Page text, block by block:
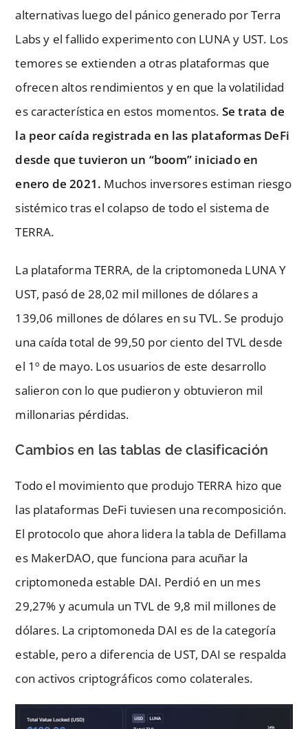
alternativas luego del pánico generado por Terra
Labs y el fallido experimento con LUNA y UST. Los
temores se extienden a otras plataformas que
ofrecen altos rendimientos y en que la volatilidad
es característica en estos momentos. Se trata de
la peor caída registrada en las plataformas DeFi
desde que tuvieron un “boom” iniciado en
enero de 2021. Muchos inversores estiman riesgo
sistémico tras el colapso de todo el sistema de
TERRA.
La plataforma TERRA, de la criptomoneda LUNA Y
UST, pasó de 28,02 mil millones de dólares a
139,06 millones de dólares en su TVL. Se produjo
una caída total de 99,50 por ciento del TVL desde
el 1º de mayo. Los usuarios de este desarrollo
salieron con lo que pudieron y obtuvieron mil
millonarias pérdidas.
Cambios en las tablas de clasificación
Todo el movimiento que produjo TERRA hizo que
las plataformas DeFi tuviesen una recomposición.
El protocolo que ahora lidera la tabla de Defillama
es MakerDAO, que funciona para acuñar la
criptomoneda estable DAI. Perdió en un mes
29,27% y acumula un TVL de 9,8 mil millones de
dólares. La criptomoneda DAI es de la categoría
estable, pero a diferencia de UST, DAI se respalda
con activos criptográficos como colaterales.